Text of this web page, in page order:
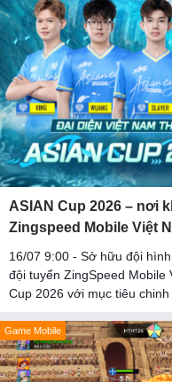
ASIAN Cup 2026 – nơi
Zingspeed Mobile Việt
16/07 9:00 - Sở hữu đội
đội tuyển ZingSpeed Mobile
Cup 2026 với mục tiêu
Game Mobile